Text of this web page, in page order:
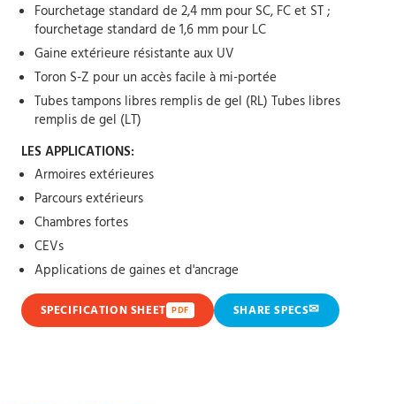
Fourchetage standard de 2,4 mm pour SC, FC et ST ;
fourchetage standard de 1,6 mm pour LC
Gaine extérieure résistante aux UV
Toron S-Z pour un accès facile à mi-portée
Tubes tampons libres remplis de gel (RL) Tubes libres
remplis de gel (LT)
LES APPLICATIONS:
Armoires extérieures
Parcours extérieurs
Chambres fortes
CEVs
Applications de gaines et d'ancrage
SPECIFICATION SHEET PDF SHARE SPECS✉